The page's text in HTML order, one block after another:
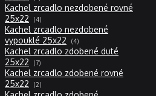
produktů
Kachel zrcadlo nezdobené rovné
25x22
44
produkty
Kachel zrcadlo nezdobené
vypouklé 25x22
44
produkty
Kachel zrcadlo zdobené duté
25x22
77
produktů
Kachel zrcadlo zdobené rovné
25x22
22
produkty